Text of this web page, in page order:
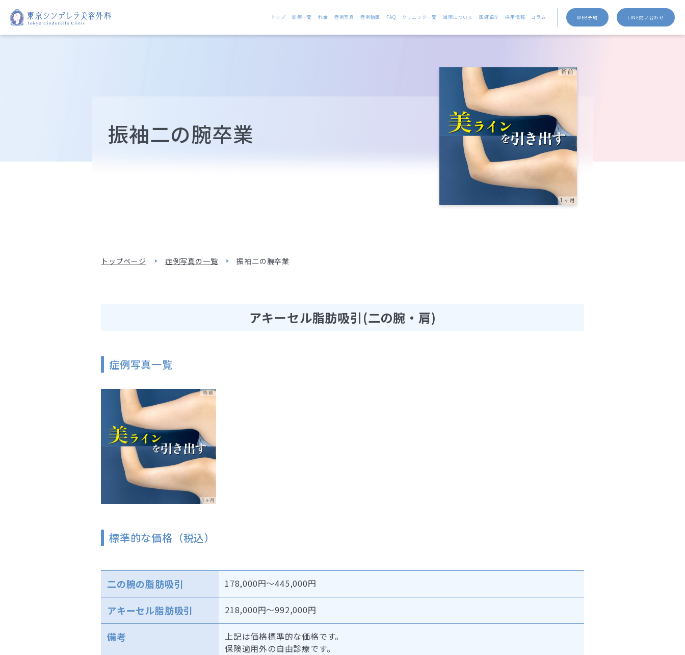
トップ 診療一覧 料金 症例写真 症例動画 FAQ クリニック一覧 当院について 医師紹介 採用情報 コラム WEB予約 LINE問い合わせ
振袖二の腕卒業
トップページ 症例写真の一覧 振袖二の腕卒業
アキーセル脂肪吸引(二の腕・肩)
症例写真一覧
標準的な価格（税込）
二の腕の脂肪吸引 178,000円～445,000円
アキーセル脂肪吸引 218,000円～992,000円
備考
上記は価格標準的な価格です。
保険適用外の自由診療です。